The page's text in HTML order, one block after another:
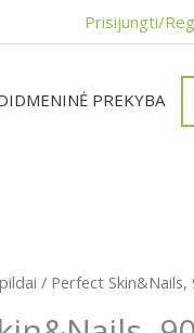
Prisijungti/
PREKYBA
/ Perfect Skin&Nails,